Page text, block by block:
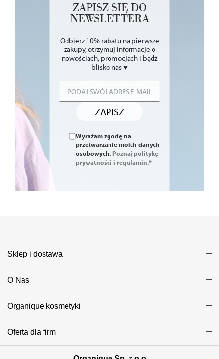
ZAPISZ SIĘ DO
NEWSLETTERA
Odbierz 10% rabatu na pierwsze
zakupy, otrzymuj informacje o
nowościach, promocjach i bądź
blisko nas ♥
ZAPISZ
Wyrażam zgodę na
przetwarzanie moich danych
osobowych. Poznaj politykę
prywatności i regulamin.*
Sklep i dostawa
O Nas
Organique kosmetyki
Oferta dla firm